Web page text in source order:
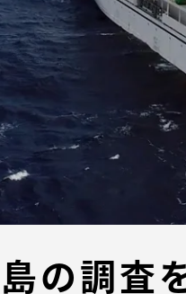
の調査
デジタルパン
リー
入学案内
東海大学会員サ
請求）